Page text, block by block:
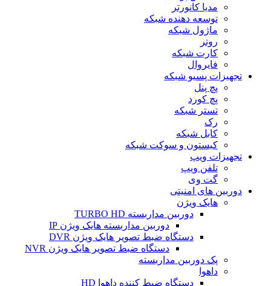
مدیا کانورتر
توسعه دهنده شبکه
ماژول شبکه
روتر
کارت شبکه
فایروال
تجهیزات پسیو شبکه
پچ پنل
پچ کورد
تستر شبکه
رک
کابل شبکه
کیستون و سوکت شبکه
تجهیزات ویپ
تلفن ویپ
گت وی
دوربین های امنیتی
هایک ویژن
دوربین مداربسته TURBO HD
دوربین مداربسته هایک ویژن IP
دستگاه ضبط تصویر هایک ویژن DVR
دستگاه ضبط تصویر هایک ویژن NVR
پک دوربین مداربسته
داهوا
دستگاه ضبط کننده داهوا HD